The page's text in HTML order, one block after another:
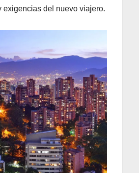
exigencias del nuevo viajero.